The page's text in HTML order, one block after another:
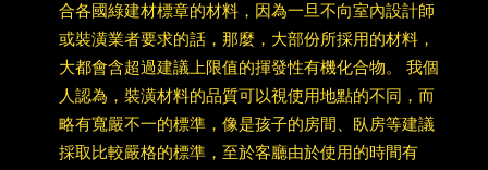
合各國綠建材標章的材料，因為一旦不向室內設計師
或裝潢業者要求的話，那麼，大部份所採用的材料，
大都會含超過建議上限值的揮發性有機化合物。 我個
人認為，裝潢材料的品質可以視使用地點的不同，而
略有寬嚴不一的標準，像是孩子的房間、臥房等建議
採取比較嚴格的標準，至於客廳由於使用的時間有